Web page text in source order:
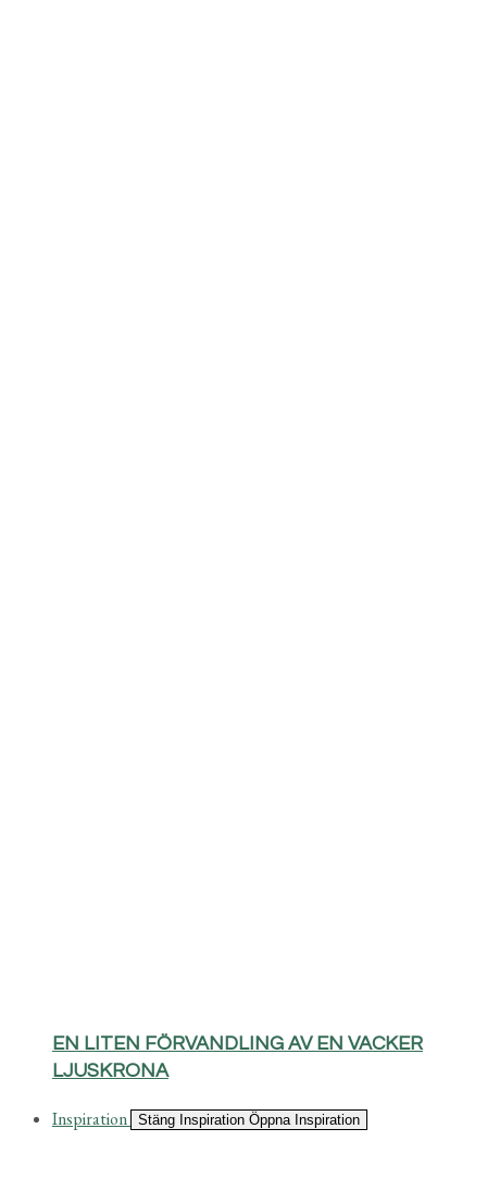
EN LITEN FÖRVANDLING AV EN VACKER
LJUSKRONA
Inspiration Stäng Inspiration Öppna Inspiration